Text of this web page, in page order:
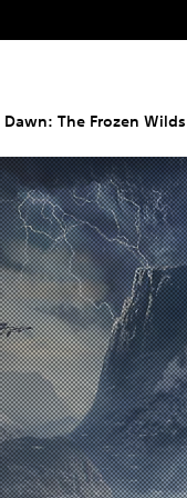
The Frozen Wilds